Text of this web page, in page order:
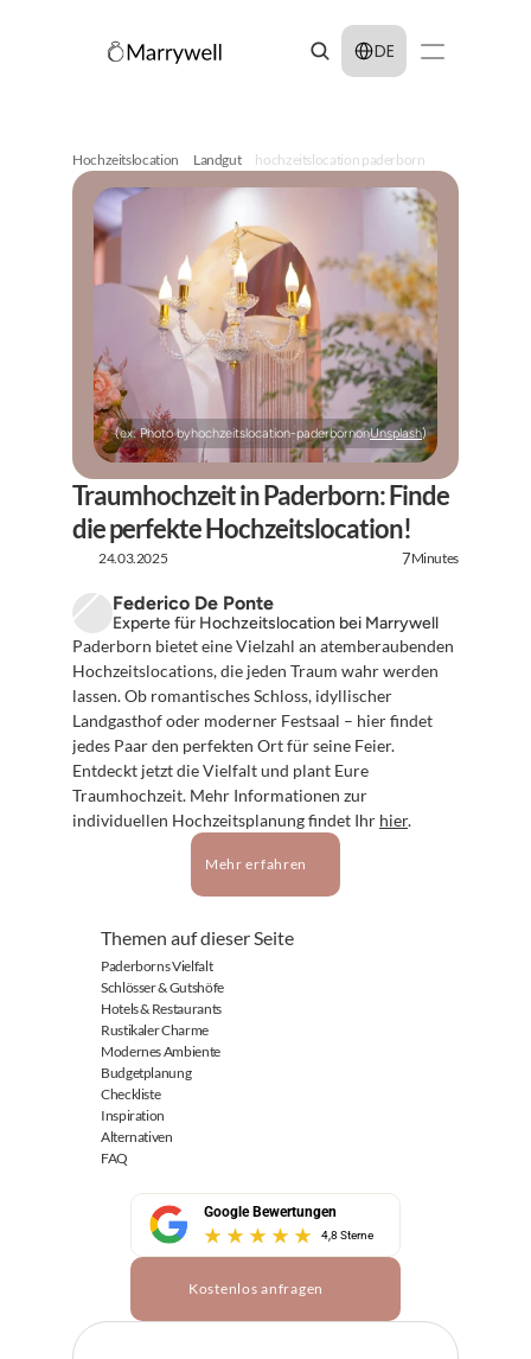
Select Language
DE
Hochzeitslocation Landgut hochzeitslocation paderborn
(ex: Photo byhochzeitslocation-paderbornonUnsplash)
Traumhochzeit in Paderborn: Finde
die perfekte Hochzeitslocation!
24.03.2025 7Minutes
Federico De Ponte
Experte für Hochzeitslocation bei Marrywell
Paderborn bietet eine Vielzahl an atemberaubenden
Hochzeitslocations, die jeden Traum wahr werden
lassen. Ob romantisches Schloss, idyllischer
Landgasthof oder moderner Festsaal – hier findet
jedes Paar den perfekten Ort für seine Feier.
Entdeckt jetzt die Vielfalt und plant Eure
Traumhochzeit. Mehr Informationen zur
individuellen Hochzeitsplanung findet Ihr hier.
Mehr erfahren
Themen auf dieser Seite
Paderborns Vielfalt
Schlösser & Gutshöfe
Hotels & Restaurants
Rustikaler Charme
Modernes Ambiente
Budgetplanung
Checkliste
Inspiration
Alternativen
FAQ
Google Bewertungen
4,8 Sterne
Kostenlos anfragen